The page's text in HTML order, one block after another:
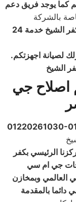
كما يوجد فريق دعم
كذلك ، توفر لكم مراكز صيانه جي ام سي كفر الشيخ خدمة 24
لصيانة اجهزتكم.
الشيخ
اصلاحجي
01220261030-
الرئيسي بكفر
جي ام سي
العالمي وبمخازن
بالمقدمة